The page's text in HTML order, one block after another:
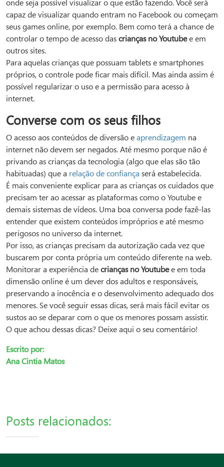
onde seja possível visualizar o que estão fazendo. Você será
capaz de visualizar quando entram no Facebook ou começam
seus games online, por exemplo. Bem como terá a chance de
controlar o tempo de acesso dascrianças no Youtubee em
outros sites.
Para aquelas crianças que possuam tablets e smartphones
próprios, o controle pode ficar mais difícil. Mas ainda assim é
possível regularizar o uso e a permissão para acesso à
internet.
Converse com os seus filhos
O acesso aos conteúdos de diversão eaprendizagem na
internet não devem ser negados. Até mesmo porque não é
privando as crianças da tecnologia (algo que elas são tão
habituadas) que a relação de confiança será estabelecida.
É mais conveniente explicar para as crianças os cuidados que
precisam ter ao acessar as plataformas como o Youtube e
demais sistemas de vídeos. Uma boa conversa pode fazê-las
entender que existem conteúdos impróprios e até mesmo
perigosos no universo da internet.
Por isso, as crianças precisam da autorização cada vez que
buscarem por conta própria um conteúdo diferente na web.
Monitorar a experiência decrianças no Youtubee em toda
dimensão online é um dever dos adultos e responsáveis,
preservando a inocência e o desenvolvimento adequado dos
menores. Se você seguir essas dicas, será mais fácil evitar os
sustos ao se deparar com o que os menores possam assistir.
O que achou dessas dicas? Deixe aqui o seu comentário!
Escrito por:
Ana Cintia Matos
Posts relacionados: